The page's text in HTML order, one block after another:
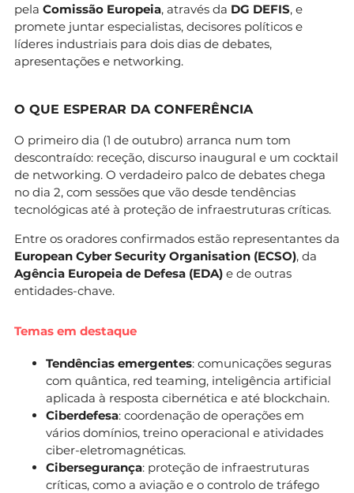
pela Comissão Europeia, através da DG DEFIS, e
promete juntar especialistas, decisores políticos e
líderes industriais para dois dias de debates,
apresentações e networking.
O QUE ESPERAR DA CONFERÊNCIA
O primeiro dia (1 de outubro) arranca num tom
descontraído: receção, discurso inaugural e um cocktail
de networking. O verdadeiro palco de debates chega
no dia 2, com sessões que vão desde tendências
tecnológicas até à proteção de infraestruturas críticas.
Entre os oradores confirmados estão representantes da
European Cyber Security Organisation (ECSO), da
Agência Europeia de Defesa (EDA) e de outras
entidades-chave.
Temas em destaque
Tendências emergentes: comunicações seguras
com quântica, red teaming, inteligência artificial
aplicada à resposta cibernética e até blockchain.
Ciberdefesa: coordenação de operações em
vários domínios, treino operacional e atividades
ciber-eletromagnéticas.
Cibersegurança: proteção de infraestruturas
críticas, como a aviação e o controlo de tráfego